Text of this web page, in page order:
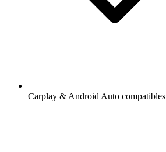
Carplay & Android Auto compatibles